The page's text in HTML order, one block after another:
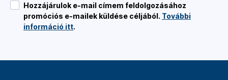
Hozzájárulok e-mail címem feldolgozásához
promóciós e-mailek küldése céljából. További
információ itt.